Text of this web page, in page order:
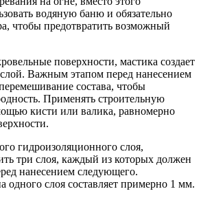
водяную баню и обязательно
чтобы предотвратить возможный
поверхности, мастика создает
Важным этапом перед нанесением
состава, чтобы
Применять строительную
кисти или валика, равномерно
гидроизоляционного слоя,
три слоя, каждый из которых должен
нанесением следующего.
одного слоя составляет примерно 1 мм.